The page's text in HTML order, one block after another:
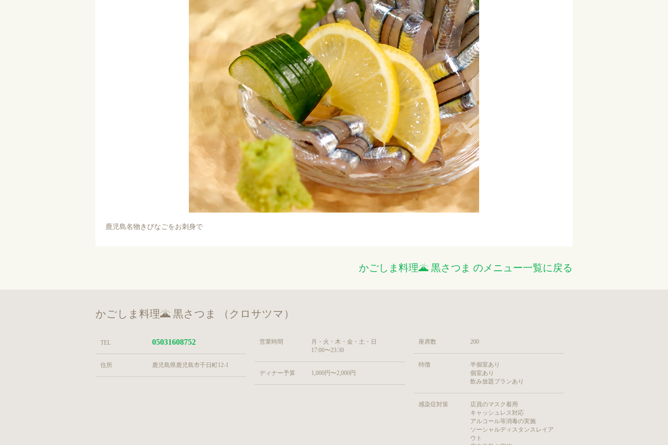
鹿児島名物きびなごをお刺身で
かごしま料理🌋 黒さつま のメニュー一覧に戻る
かごしま料理🌋 黒さつま （クロサツマ）
TEL 05031608752
住所 鹿児島県鹿児島市千日町12-1
営業時間
月・火・木・金・土・日
17:00〜23:30
ディナー予算 1,000円〜2,000円
座席数 200
特徴
半個室あり
個室あり
飲み放題プランあり
感染症対策
店員のマスク着用
キャッシュレス対応
アルコール等消毒の実施
ソーシャルディスタンスレイア
ウト